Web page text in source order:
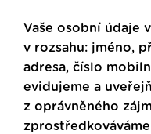
Vaše osobní údaje
v rozsahu: jméno,
adresa, číslo
evidujeme a
z oprávněného